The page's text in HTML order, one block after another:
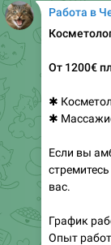
Работа в
От 1200€
✱
✱
Если вы
вас.
График
Опыт